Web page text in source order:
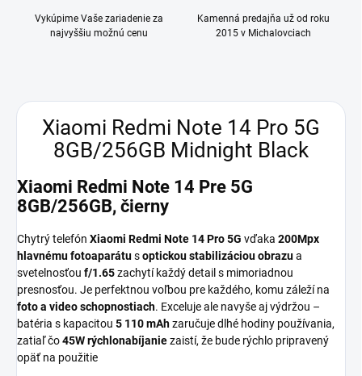
Vykúpime Vaše zariadenie za
najvyššiu možnú cenu
Kamenná predajňa už od roku
2015 v Michalovciach
Xiaomi Redmi Note 14 Pro 5G
8GB/256GB Midnight Black
Xiaomi Redmi Note 14 Pre 5G
8GB/256GB, čierny
Chytrý telefón Xiaomi Redmi Note 14 Pro5G vďaka 200Mpx
hlavnému fotoaparátusoptickou stabilizáciou obrazua
svetelnosťou f/1.65zachytí každý detail s mimoriadnou
presnosťou. Je perfektnou voľbou pre každého, komu záleží na
foto a video schopnostiach. Exceluje ale navyše aj výdržou –
batéria s kapacitou 5 110 mAhzaručuje dlhé hodiny používania,
zatiaľ čo45W rýchlonabíjaniezaistí, že bude rýchlo pripravený
opäť na použitie